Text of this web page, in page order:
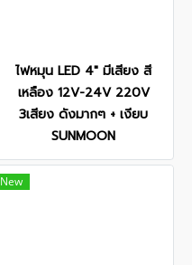
ไฟหมุน LED 4" มีเสียง สี
เหลือง 12V-24V 220V
3เสียง ดังมากๆ + เงียบ
SUNMOON
New